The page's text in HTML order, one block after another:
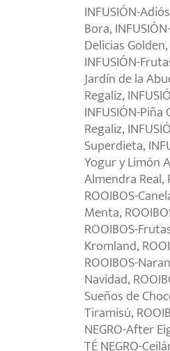
INFUSIÓN-
Bora,
Delicias
INFUSIÓN-
Jardín de la
Regaliz,
INFUSIÓN-Piña
Regaliz,
Superdieta,
Yogur y Limón
Almendra Real,
ROOIBOS-
Menta,
ROOIBOS-
Kromland,
ROOIBOS-
Navidad,
Sueños de
Tiramisú,
NEGRO-After
TÉ NEGRO-